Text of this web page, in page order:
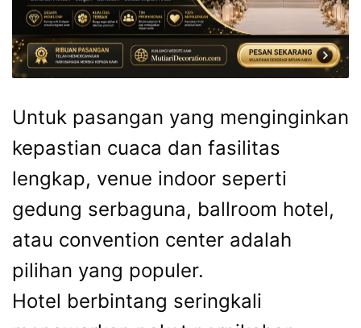
Untuk pasangan yang menginginkan
kepastian cuaca dan fasilitas
lengkap, venue indoor seperti
gedung serbaguna, ballroom hotel,
atau convention center adalah
pilihan yang populer.
Hotel berbintang seringkali